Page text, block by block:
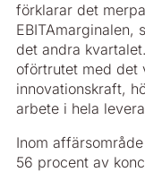
förklarar det
EBITAmarginalen,
det andra
oförtrutet med det
innovationskraft,
arbete i hela
Inom
56 procent av